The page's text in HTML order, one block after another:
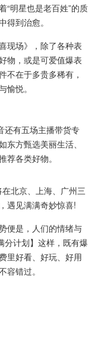
“明星也是老百姓”的质
得到治愈。
场》，除了各种表
物，或是可爱值爆表
不在于多贵多稀有，
愉悦。
有五场主播带货专
方甄选美丽生活、
荐各类好物。
北京、上海、广州三
遇见满满奇妙惊喜!
是，人们的情绪与
分计划】这样，既有爆
里好看、好玩、好用
容错过。